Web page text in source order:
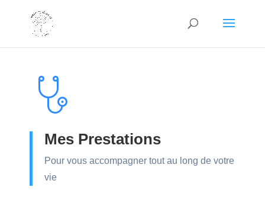
Mes Prestations
Pour vous accompagner tout au long de votre
vie